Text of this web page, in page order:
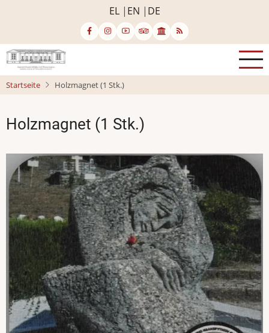
EL EN DE
Startseite Holzmagnet (1 Stk.)
Holzmagnet (1 Stk.)